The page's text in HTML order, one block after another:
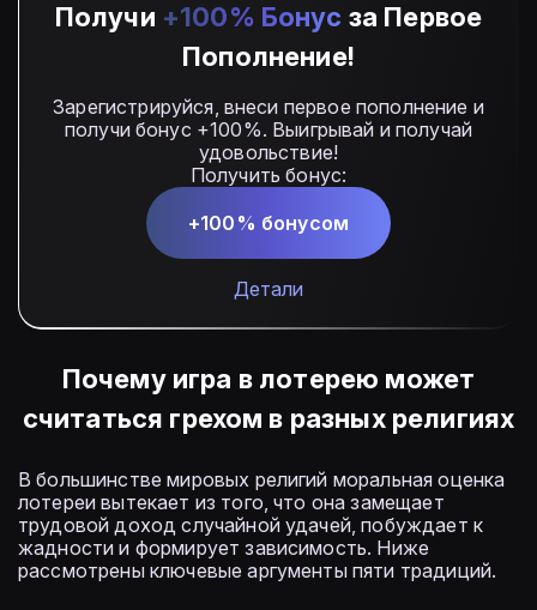
Получи +100% Бонус за Первое
Пополнение!
Зарегистрируйся, внеси первое пополнение и
получи бонус +100%. Выигрывай и получай
удовольствие!
Получить бонус:
+100% бонусом
Детали
Почему игра в лотерею может
считаться грехом в разных религиях
В большинстве мировых религий моральная оценка
лотереи вытекает из того, что она замещает
трудовой доход случайной удачей, побуждает к
жадности и формирует зависимость. Ниже
рассмотрены ключевые аргументы пяти традиций.